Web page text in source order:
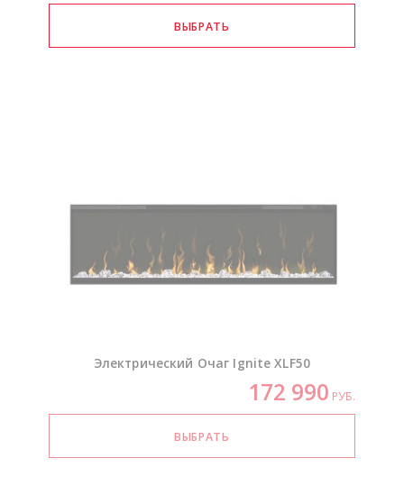
Электрический Очаг Ignite XLF50
172 990 РУБ.